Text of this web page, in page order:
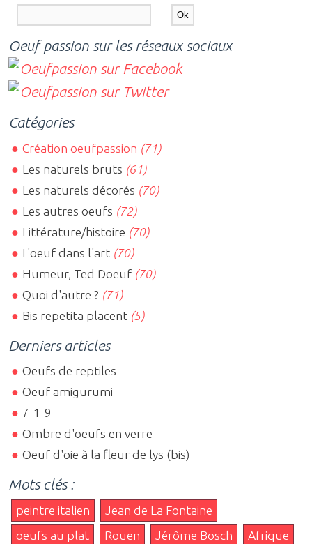
Oeuf passion sur les réseaux sociaux
Catégories
Création oeufpassion (71)
Les naturels bruts (61)
Les naturels décorés (70)
Les autres oeufs (72)
Littérature/histoire (70)
L'oeuf dans l'art (70)
Humeur, Ted Doeuf (70)
Quoi d'autre ? (71)
Bis repetita placent (5)
Derniers articles
Oeufs de reptiles
Oeuf amigurumi
7-1-9
Ombre d'oeufs en verre
Oeuf d'oie à la fleur de lys (bis)
Mots clés :
peintre italien
Jean de La Fontaine
oeufs au plat
Rouen Jérôme Bosch
Afrique